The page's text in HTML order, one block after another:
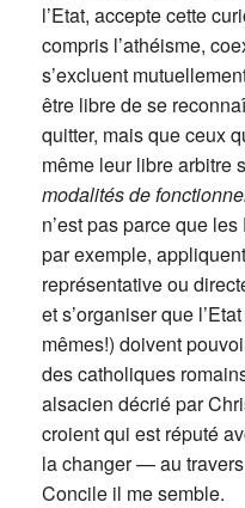
l’Etat, accepte cette
compris l’athéisme,
s’excluent
être libre de se
quitter, mais que ceux
même leur libre arbitre
modalités de
n’est pas parce que
par exemple,
représentative ou
et s’organiser que
mêmes!) doivent
des catholiques
alsacien décrié par
croient qui est réputé
la changer — au
Concile il me semble.